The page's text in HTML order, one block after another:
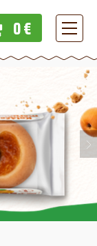
0 € Menu